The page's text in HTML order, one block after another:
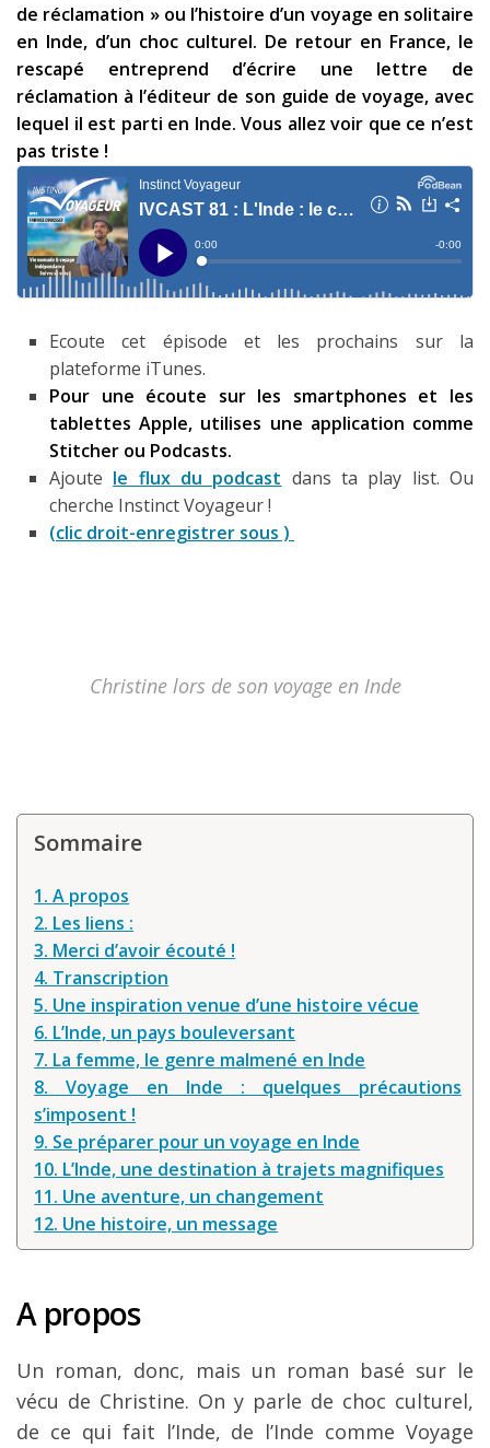
Outils pour voyageur
Sites utiles
Réserver un vol !
Assurance voyage !
LA carte bancaire
voyage !
Louer une voiture !
Mes guides voyage
L’auteur
de réclamation » ou l’histoire d’un voyage en solitaire
en Inde, d’un choc culturel. De retour en France, le
rescapé entreprend d’écrire une lettre de
réclamation à l’éditeur de son guide de voyage, avec
lequel il est parti en Inde. Vous allez voir que ce n’est
pas triste !
Ecoute cet épisode et les prochains sur la
plateforme iTunes.
Pour une écoute sur les smartphones et les
tablettes Apple, utilises une application comme
Stitcher ou Podcasts.
Ajoute le flux du podcast dans ta play list. Ou
cherche Instinct Voyageur !
(clic droit-enregistrer sous )
Christine lors de son voyage en Inde
Sommaire
1. A propos
2. Les liens :
3. Merci d’avoir écouté !
4. Transcription
5. Une inspiration venue d’une histoire vécue
6. L’Inde, un pays bouleversant
7. La femme, le genre malmené en Inde
8. Voyage en Inde : quelques précautions
s’imposent !
9. Se préparer pour un voyage en Inde
10. L’Inde, une destination à trajets magnifiques
11. Une aventure, un changement
12. Une histoire, un message
A propos
Un roman, donc, mais un roman basé sur le
vécu de Christine. On y parle de choc culturel,
de ce qui fait l’Inde, de l’Inde comme Voyage